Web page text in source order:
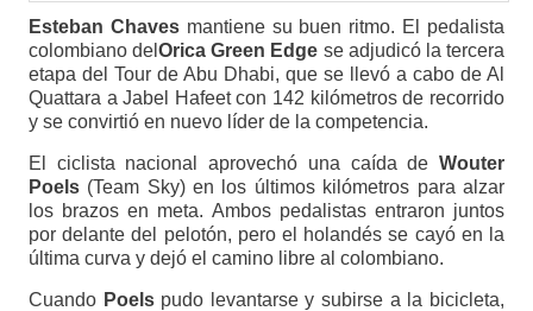
Esteban Chavesmantiene su buen ritmo. El pedalista
colombiano delOrica Green Edge se adjudicó la tercera
etapa del Tour de Abu Dhabi, que se llevó a cabo de Al
Quattara a Jabel Hafeet con 142 kilómetros de recorrido
y se convirtió en nuevo líder de la competencia.
El ciclista nacional aprovechó una caída deWouter
Poels(Team Sky) en los últimos kilómetros para alzar
los brazos en meta. Ambos pedalistas entraron juntos
por delante del pelotón, pero el holandés se cayó en la
última curva y dejó el camino libre al colombiano.
Cuando Poelspudo levantarse y subirse a la bicicleta,